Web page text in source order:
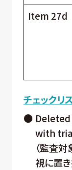
Item 27d
チェックリ
●
with
（監査
視に置き